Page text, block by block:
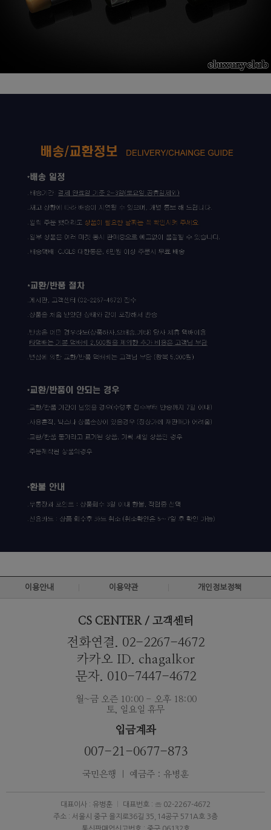
이용안내 이용약관 개인정보정책
CS CENTER / 고객센터
전화연결. 02-2267-4672
카카오 ID. chagalkor
문자. 010-7447-4672
월~금 오즌 10:00 - 오후 18:00
토, 일요일 휴무
입금계좌
007-21-0677-873
국민은행 ｜ 예금주 : 유병훈
대표이사 : 유병훈
대표번호 : ☏ 02-2267-4672
주소 : 서울시 중구 을지로36길 35,14공구 571A호 3층